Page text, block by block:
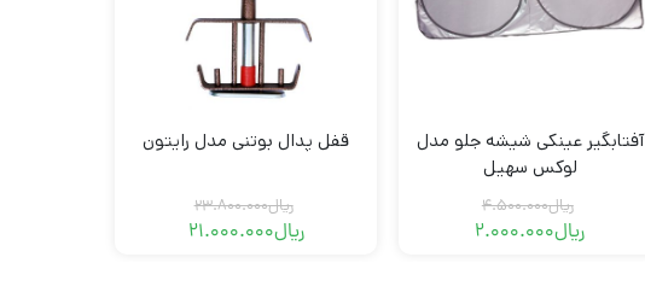
آفتابگیر عینکی شیشه جلو مدل
لوکس سهیل
ریال4.500.000
ریال2.000.000
قفل پدال بوتنی مدل رایتون
ریال23.800.000
ریال21.000.000